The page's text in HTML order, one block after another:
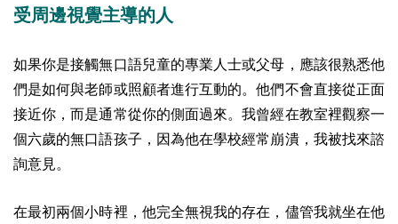
受周邊視覺主導的人
如果你是接觸無口語兒童的專業人士或父母，應該很熟悉他
們是如何與老師或照顧者進行互動的。他們不會直接從正面
接近你，而是通常從你的側面過來。我曾經在教室裡觀察一
個六歲的無口語孩子，因為他在學校經常崩潰，我被找來諮
詢意見。
在最初兩個小時裡，他完全無視我的存在，儘管我就坐在他